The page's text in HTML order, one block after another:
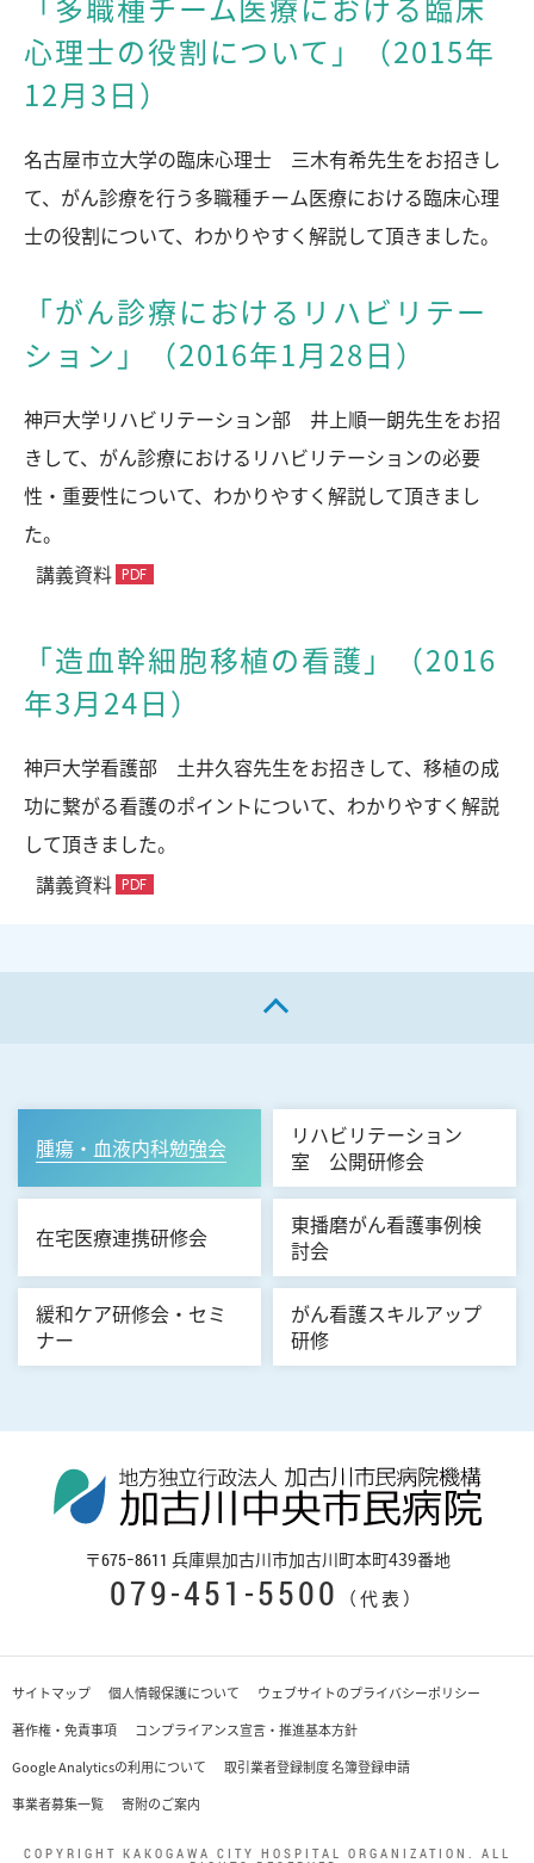
心理士の役割について」（2015年
12月3日）
名古屋市立大学の臨床心理士 三木有希先生をお招きし
て、がん診療を行う多職種チーム医療における臨床心理
士の役割について、わかりやすく解説して頂きました。
「がん診療におけるリハビリテー
ション」（2016年1月28日）
神戸大学リハビリテーション部 井上順一朗先生をお招
きして、がん診療におけるリハビリテーションの必要
性・重要性について、わかりやすく解説して頂きまし
た。
講義資料
「造血幹細胞移植の看護」（2016
年3月24日）
神戸大学看護部 土井久容先生をお招きして、移植の成
功に繋がる看護のポイントについて、わかりやすく解説
して頂きました。
講義資料
腫瘍・血液内科勉強会
リハビリテーション
室 公開研修会
在宅医療連携研修会
東播磨がん看護事例検
討会
緩和ケア研修会・セミ
ナー
がん看護スキルアップ
研修
〒675−8611 兵庫県加古川市加古川町本町439番地
079-451-5500 （代表）
サイトマップ 個人情報保護について
ウェブサイトのプライバシーポリシー
著作権・免責事項
コンプライアンス宣言・推進基本方針
Google Analyticsの利用について
取引業者登録制度 名簿登録申請
事業者募集一覧
寄附のご案内
COPYRIGHT KAKOGAWA CITY HOSPITAL ORGANIZATION. ALL